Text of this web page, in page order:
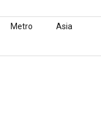
Metro Asia